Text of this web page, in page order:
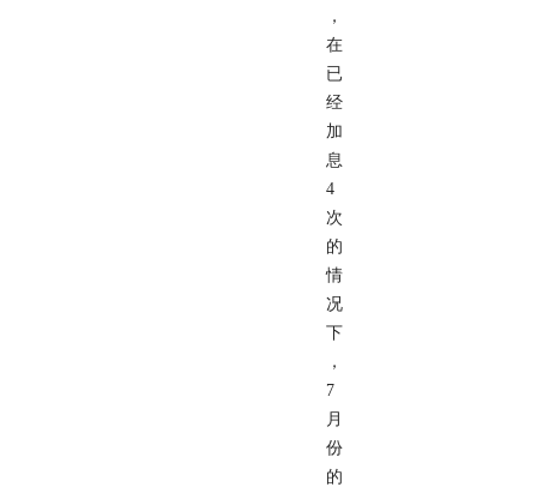
，
在
已
经
加
息
4
次
的
情
况
下
，
7
月
份
的